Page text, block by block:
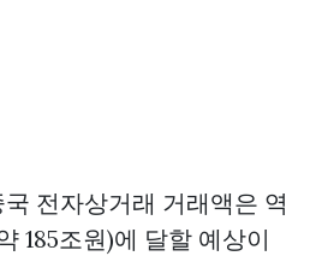
전자상거래 거래액은 역
185조원)에 달할 예상이